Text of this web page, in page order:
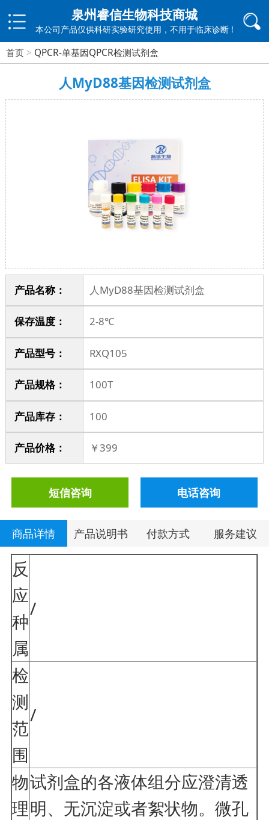
泉州睿信生物科技商城
本公司产品仅供科研实验研究使用，不用于临床诊断 !
首页 > QPCR-单基因QPCR检测试剂盒
人MyD88基因检测试剂盒
产品名称： 人MyD88基因检测试剂盒
保存温度： 2-8℃
产品型号： RXQ105
产品规格： 100T
产品库存 ： 100
产品价格 ： ￥399
短信咨询 电话咨询
商品详情 产品说明书 付款方式 服务建议
反
应
种
属
/
检
测
范
围
/
物
理
试剂盒的各液体组分应澄清透
明、无沉淀或者絮状物。微孔